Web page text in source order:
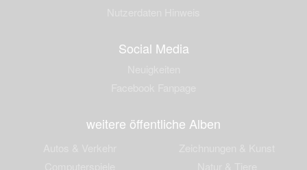
Social Media
weitere öffentliche Alben